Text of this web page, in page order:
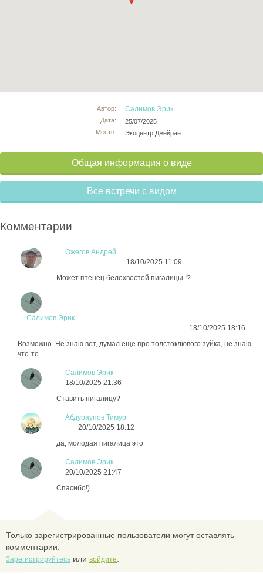
Автор:
Дата:
Место:
Салимов Эрик
25/07/2025
Экоцентр Джейран
Общая информация о виде
Все встречи с видом
Комментарии
Ожегов Андрей
18/10/2025 11:09
Может птенец белохвостой пигалицы !?
Салимов Эрик
18/10/2025 18:16
Возможно. Не знаю вот, думал еще про толстоклювого зуйка, не знаю
что-то
Салимов Эрик
18/10/2025 21:36
Ставить пигалицу?
Абдураупов Тимур
20/10/2025 18:12
да, молодая пигалица это
Салимов Эрик
20/10/2025 21:47
Спасибо!)
Только зарегистрированные пользователи могут оставлять
комментарии.
Зарегистрируйтесь или войдите